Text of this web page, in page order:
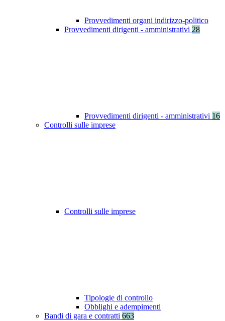
Provvedimenti organi indirizzo-politico
Provvedimenti dirigenti - amministrativi 28
Provvedimenti dirigenti - amministrativi 16
Controlli sulle imprese
Controlli sulle imprese
Tipologie di controllo
Obblighi e adempimenti
Bandi di gara e contratti 663